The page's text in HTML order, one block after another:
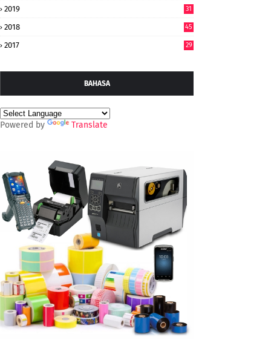
2019 31
2018 45
2017 29
BAHASA
Powered by Translate